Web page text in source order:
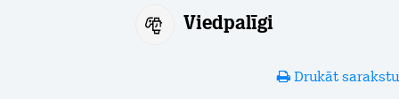
Viedpalīgi
Drukāt sarakstu